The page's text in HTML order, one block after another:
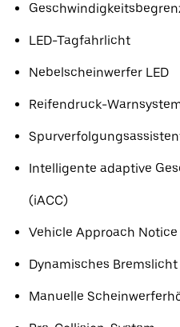
LED-Tagfahrlicht
Nebelscheinwerfer LED
Reifendruck-
Intelligente adaptive
(iACC)
Vehicle Approach Notice
Dynamisches Bremslicht
Manuelle